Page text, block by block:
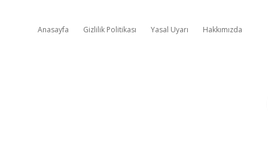
Anasayfa Gizlilik Politikası Yasal Uyarı Hakkımızda